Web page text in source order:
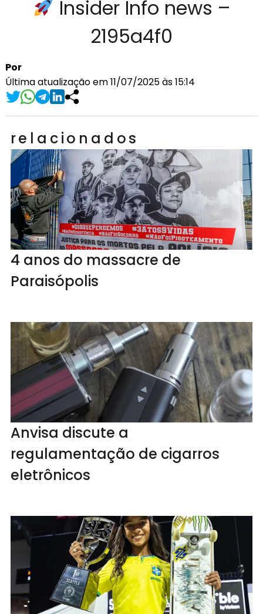
Insider Info news –
2195a4f0
Por
Última atualização em 11/07/2025 às 15:14
relacionados
4 anos do massacre de
Paraisópolis
Anvisa discute a
regulamentação de cigarros
eletrônicos